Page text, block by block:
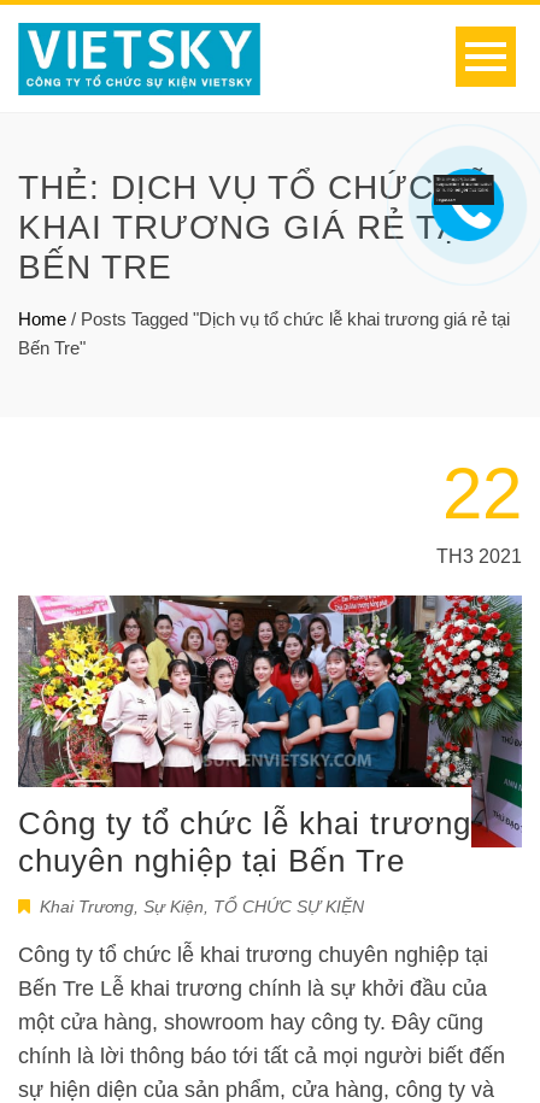
THẺ: DỊCH VỤ TỔ CHỨC LỄ
KHAI TRƯƠNG GIÁ RẺ TẠI
BẾN TRE
Home / Posts Tagged "Dịch vụ tổ chức lễ khai trương giá rẻ tại
Bến Tre"
22
TH3 2021
Công ty tổ chức lễ khai trương
chuyên nghiệp tại Bến Tre
Khai Trương Sự Kiện TỔ CHỨC SỰ KIỆN
Công ty tổ chức lễ khai trương chuyên nghiệp tại
Bến Tre Lễ khai trương chính là sự khởi đầu của
một cửa hàng, showroom hay công ty. Đây cũng
chính là lời thông báo tới tất cả mọi người biết đến
sự hiện diện của sản phẩm, cửa hàng, công ty và